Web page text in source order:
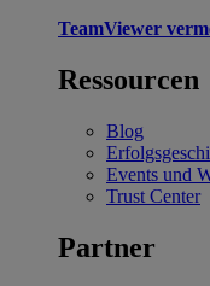
TeamViewer
Ressourcen
Blog
Events und
Trust Center
Partner